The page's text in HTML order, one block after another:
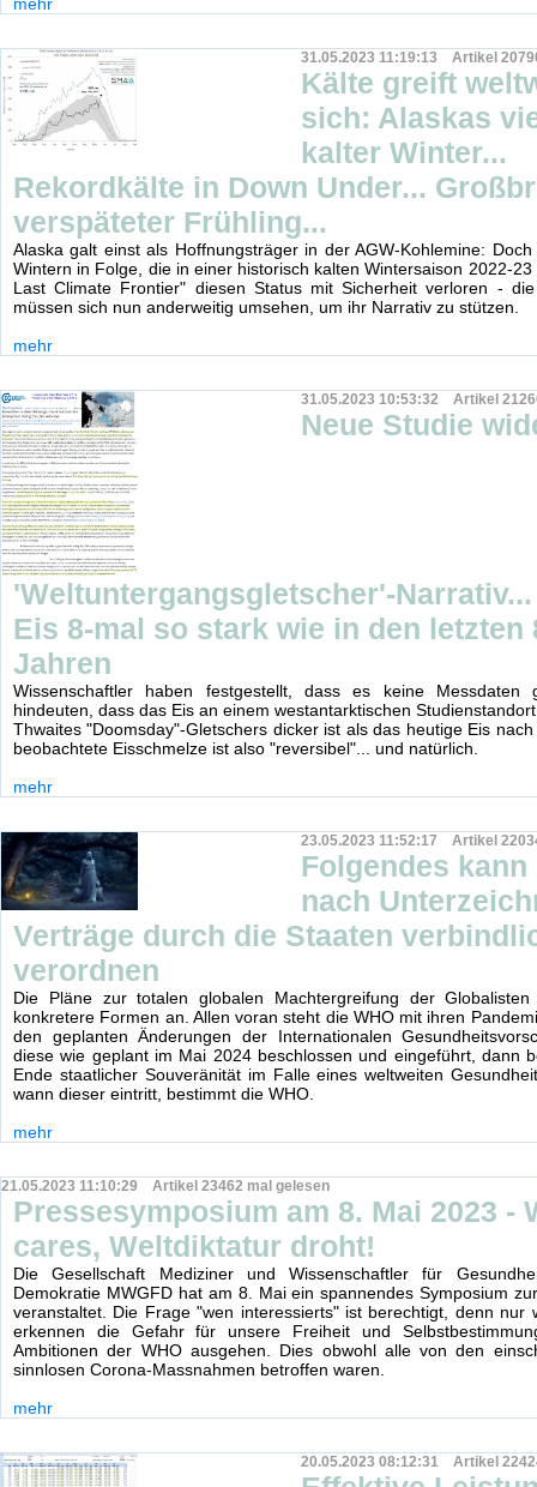
31.05.2023 11:19:13 Artikel
Kälte greift
sich: Alaskas
kalter Winter...
Rekordkälte in Down Under...
verspäteter Frühling...
Alaska galt einst als Hoffnungsträger in der AGW-Kohlemine:
Wintern in Folge, die in einer historisch kalten Wintersaison 2022-
Last Climate Frontier" diesen Status mit Sicherheit verloren - die
müssen sich nun anderweitig umsehen, um ihr Narrativ zu stützen.
mehr
31.05.2023 10:53:32 Artikel
Neue Studie
'Weltuntergangsgletscher'-
Eis 8-mal so stark wie in den letzten
Jahren
Wissenschaftler haben festgestellt, dass es keine Messdaten
hindeuten, dass das Eis an einem westantarktischen
Thwaites "Doomsday"-Gletschers dicker ist als das heutige Eis
beobachtete Eisschmelze ist also "reversibel"... und natürlich.
mehr
23.05.2023 11:52:17 Artikel
Folgendes kann
nach
Verträge durch die Staaten
verordnen
Die Pläne zur totalen globalen Machtergreifung der
konkretere Formen an. Allen voran steht die WHO mit ihren
den geplanten Änderungen der Internationalen
diese wie geplant im Mai 2024 beschlossen und eingeführt, dann
Ende staatlicher Souveränität im Falle eines weltweiten
wann dieser eintritt, bestimmt die WHO.
mehr
21.05.2023 11:10:29 Artikel 23462 mal gelesen
Pressesymposium am 8. Mai 2023 -
cares, Weltdiktatur droht!
Die Gesellschaft Mediziner und Wissenschaftler für
Demokratie MWGFD hat am 8. Mai ein spannendes Symposium
veranstaltet. Die Frage "wen interessierts" ist berechtigt, denn nur
erkennen die Gefahr für unsere Freiheit und
Ambitionen der WHO ausgehen. Dies obwohl alle von den
sinnlosen Corona-Massnahmen betroffen waren.
mehr
20.05.2023 08:12:31 Artikel